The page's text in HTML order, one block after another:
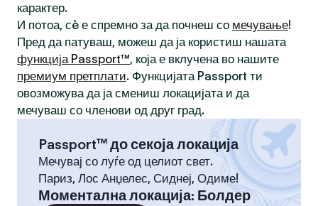
карактер.
И потоа, сè е спремно за да почнеш со мечување!
Пред да патуваш, можеш да ја користиш нашата
функција Passport™, која е вклучена во нашите
премиум претплати. Функцијата Passport ти
овозможува да ја смениш локацијата и да
мечуваш со членови од друг град.
Passport™ до секоја локација
Мечувај со луѓе од целиот свет.
Париз, Лос Анџелес, Сиднеј, Одиме!
Моментална локација: Болдер